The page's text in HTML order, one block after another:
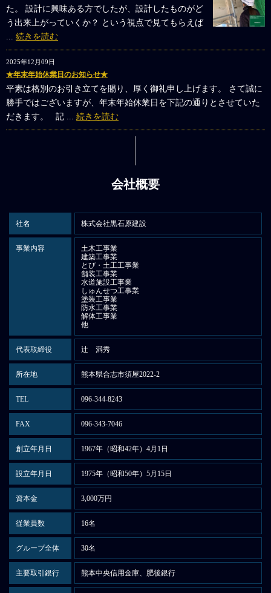
た。 設計に興味ある方でしたが、設計したものがど
う出来上がっていくか？ という視点で見てもらえば
続きを読む
2025年12月09日
★年末年始休業日のお知らせ★
平素は格別のお引き立てを賜り、厚く御礼申し上げます。 さて誠に
勝手ではございますが、年末年始休業日を下記の通りとさせていた
だきます。 記 ... 続きを読む
会社概要
社名 株式会社黒石原建設
事業内容
土木工事業
建築工事業
とび・土工工事業
舗装工事業
水道施設工事業
しゅんせつ工事業
塗装工事業
防水工事業
解体工事業
他
代表取締役 辻 満秀
所在地 熊本県合志市須屋2022-2
TEL 096-344-8243
FAX 096-343-7046
創立年月日 1967年（昭和42年）4月1日
設立年月日 1975年（昭和50年）5月15日
資本金 3,000万円
従業員数 16名
グループ全体 30名
主要取引銀行 熊本中央信用金庫、肥後銀行